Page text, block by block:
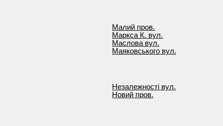
Малий пров.
Маркса К. вул.
Маслова вул.
Маяковського вул.
Незалежності вул.
Новий пров.